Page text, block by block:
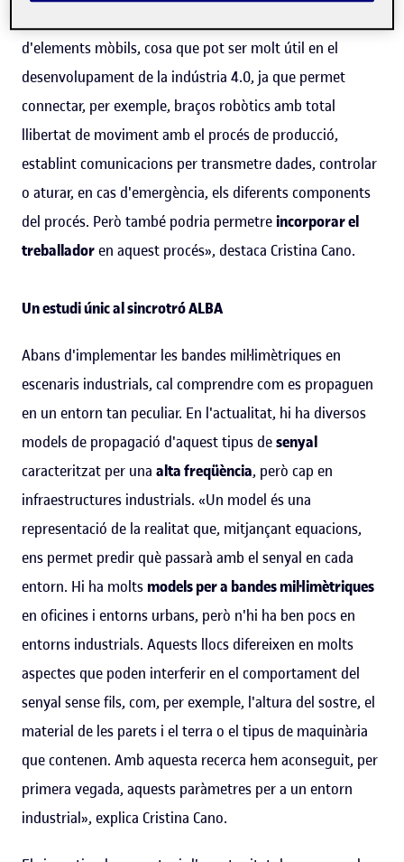
d'elements mòbils, cosa que pot ser molt útil en el
desenvolupament de la indústria 4.0, ja que permet
connectar, per exemple, braços robòtics amb total
llibertat de moviment amb el procés de producció,
establint comunicacions per transmetre dades, controlar
o aturar, en cas d'emergència, els diferents components
del procés. Però també podria permetreincorporar el
treballadoren aquest procés», destaca Cristina Cano.
Un estudi únic al sincrotró ALBA
Abans d'implementar les bandes mil·limètriques en
escenaris industrials, cal comprendre com es propaguen
en un entorn tan peculiar. En l'actualitat, hi ha diversos
models de propagació d'aquest tipus desenyal
caracteritzat per una alta freqüència, però cap en
infraestructures industrials. «Un model és una
representació de la realitat que, mitjançant equacions,
ens permet predir què passarà amb el senyal en cada
entorn. Hi ha molts models per a bandes mil·limètriques
en oficines i entorns urbans, però n'hi ha ben pocs en
entorns industrials. Aquests llocs difereixen en molts
aspectes que poden interferir en el comportament del
senyal sense fils, com, per exemple, l'altura del sostre, el
material de les parets i el terra o el tipus de maquinària
que contenen. Amb aquesta recerca hem aconseguit, per
primera vegada, aquests paràmetres per a un entorn
industrial», explica Cristina Cano.